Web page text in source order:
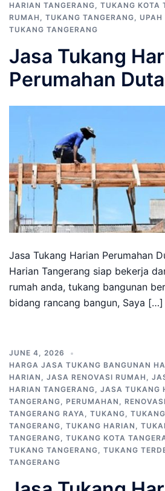
HARIAN TANGERANG, TUKANG KOTA
RUMAH , TUKANG TANGERANG, UPAH
TUKANG TANGERANG
Jasa Tukang
Perumahan
Jasa Tukang Harian Perumahan
Harian Tangerang siap bekerja
rumah anda, tukang bangunan
bidang rancang bangun, Saya […]
JUNE 4, 2026
HARGA JASA TUKANG BANGUNAN
HARIAN , JASA RENOVASI RUMAH ,
HARIAN TANGERANG, JASA TUKANG
TANGERANG, PERUMAHAN , RENOVASI
TANGERANG RAYA, TUKANG,
TANGERANG, TUKANG HARIAN ,
TANGERANG, TUKANG KOTA
TUKANG TANGERANG, TUKANG
TANGERANG